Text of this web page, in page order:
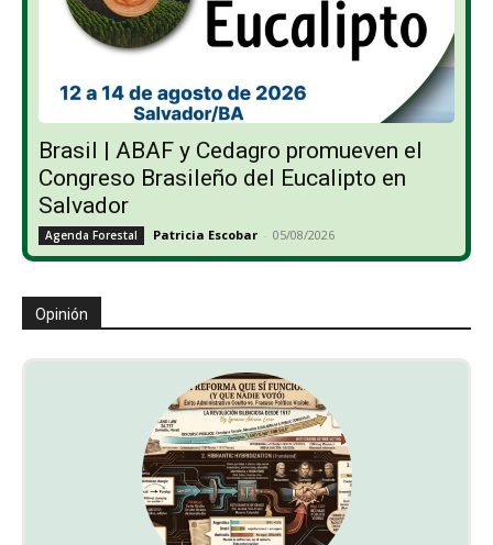
Brasil | ABAF y Cedagro promueven el
Congreso Brasileño del Eucalipto en
Salvador
Agenda Forestal Patricia Escobar - 05/08/2026
Opinión